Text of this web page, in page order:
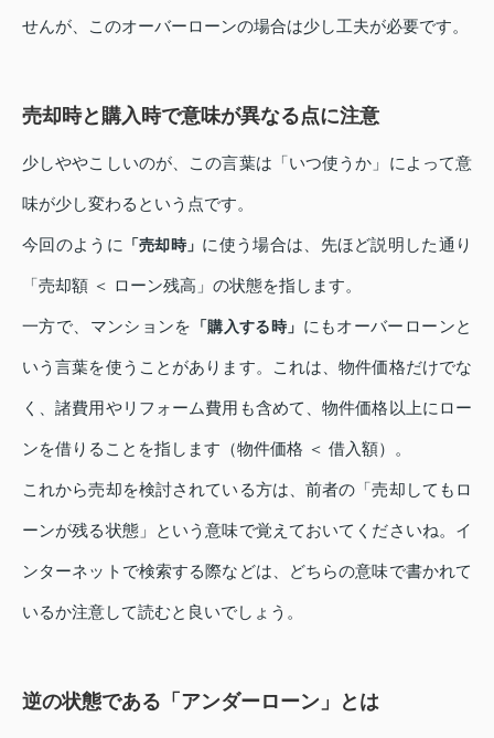
せんが、このオーバーローンの場合は少し工夫が必要です。
売却時と購入時で意味が異なる点に注意
少しややこしいのが、この言葉は「いつ使うか」によって意
味が少し変わるという点です。
今回のように 「売却時」 に使う場合は、先ほど説明した通り
「売却額 ＜ ローン残高」の状態を指します。
一方で、マンションを 「購入する時」 にもオーバーローンと
いう言葉を使うことがあります。これは、物件価格だけでな
く、諸費用やリフォーム費用も含めて、物件価格以上にロー
ンを借りることを指します（物件価格 ＜ 借入額）。
これから売却を検討されている方は、前者の「売却してもロ
ーンが残る状態」という意味で覚えておいてくださいね。イ
ンターネットで検索する際などは、どちらの意味で書かれて
いるか注意して読むと良いでしょう。
逆の状態である「アンダーローン」とは